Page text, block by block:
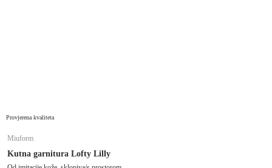
Provjerena kvaliteta
Miuform
Kutna garnitura Lofty Lilly